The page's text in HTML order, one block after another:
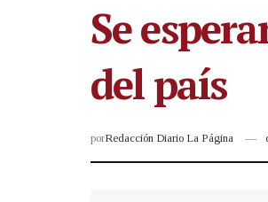
Se
del país
porRedacción Diario La Página